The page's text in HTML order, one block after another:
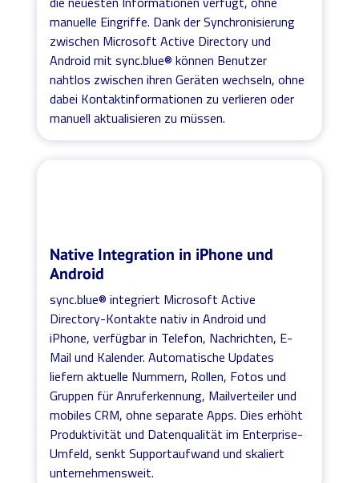
manuelle Eingriffe. Dank der Synchronisierung
zwischen Microsoft Active Directory und
Android mit sync.blue® können Benutzer
nahtlos zwischen ihren Geräten wechseln, ohne
dabei Kontaktinformationen zu verlieren oder
manuell aktualisieren zu müssen.
Native Integration in iPhone und
Android
sync.blue® integriert Microsoft Active
Directory-Kontakte nativ in Android und
iPhone, verfügbar in Telefon, Nachrichten, E-
Mail und Kalender. Automatische Updates
liefern aktuelle Nummern, Rollen, Fotos und
Gruppen für Anruferkennung, Mailverteiler und
mobiles CRM, ohne separate Apps. Dies erhöht
Produktivität und Datenqualität im Enterprise-
Umfeld, senkt Supportaufwand und skaliert
unternehmensweit.